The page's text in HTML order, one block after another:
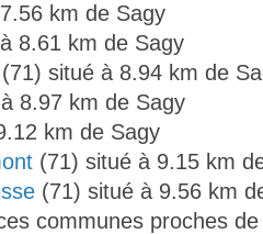
km de Sagy
8.61 km de Sagy
(71) situé à 8.94 km de
8.97 km de Sagy
km de Sagy
(71) situé à 9.15 km
(71) situé à 9.56 km
communes proches